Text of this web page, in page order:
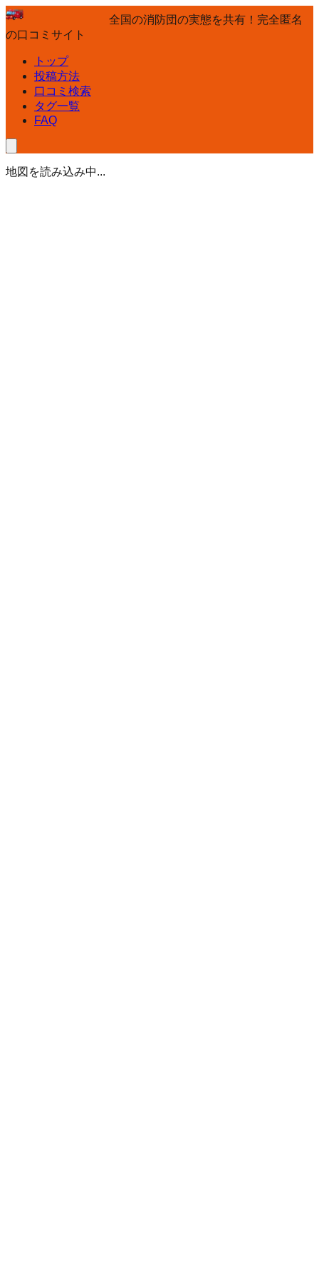
全国の消防団の実態を共有！完全匿名
の口コミサイト
トップ
投稿方法
口コミ検索
タグ一覧
FAQ
地図を読み込み中...